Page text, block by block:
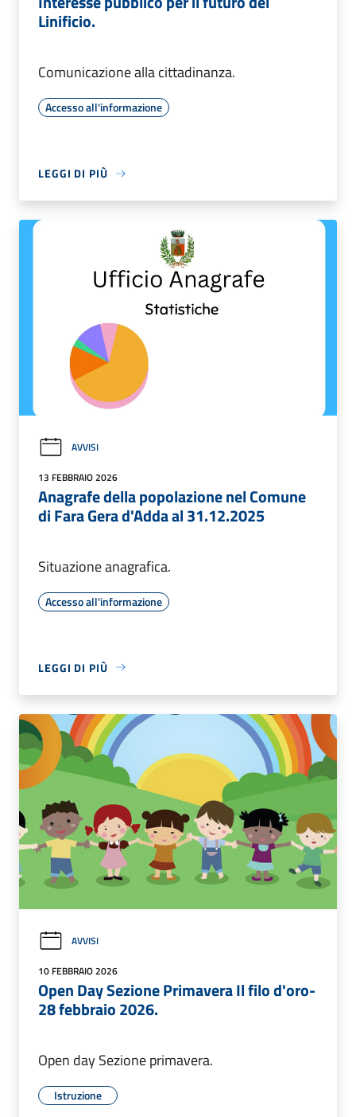
Linificio.
Comunicazione alla cittadinanza.
Accesso all'informazione
LEGGI DI PIÙ
AVVISI
13 FEBBRAIO 2026
Anagrafe della popolazione nel Comune
di Fara Gera d'Adda al 31.12.2025
Situazione anagrafica.
Accesso all'informazione
LEGGI DI PIÙ
AVVISI
10 FEBBRAIO 2026
Open Day Sezione Primavera Il filo d'oro-
28 febbraio 2026.
Open day Sezione primavera.
Istruzione